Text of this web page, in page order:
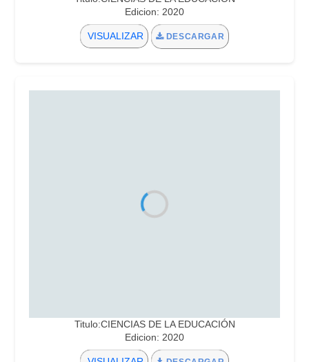
Edicion: 2020
VISUALIZAR DESCARGAR
Titulo:CIENCIAS DE LA EDUCACIÓN
Edicion: 2020